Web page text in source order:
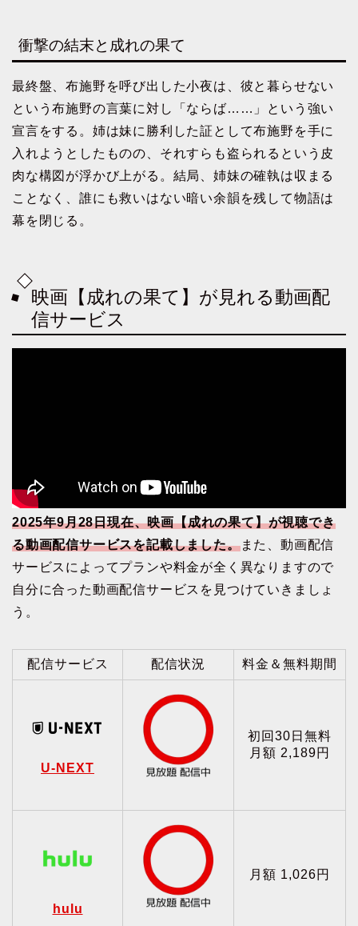
衝撃の結末と成れの果て
最終盤、布施野を呼び出した小夜は、彼と暮らせない
という布施野の言葉に対し「ならば……」という強い
宣言をする。姉は妹に勝利した証として布施野を手に
入れようとしたものの、それすらも盗られるという皮
肉な構図が浮かび上がる。結局、姉妹の確執は収まる
ことなく、誰にも救いはない暗い余韻を残して物語は
幕を閉じる。
映画【成れの果て】が見れる動画配
信サービス
2025年9月28日現在、映画【成れの果て】が視聴でき
る動画配信サービスを記載しました。また、動画配信
サービスによってプランや料金が全く異なりますので
自分に合った動画配信サービスを見つけていきましょ
う。
配信サービス 配信状況 料金＆無料期間
U-NEXT
初回30日無料
月額 2,189円
hulu
月額 1,026円